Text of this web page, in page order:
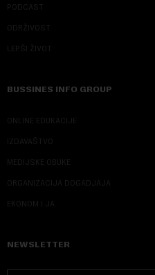
PODCAST
ODRŽIVOST
LEPŠI ŽIVOT
BUSSINES INFO GROUP
ONLINE EDUKACIJE
IZDAVAŠTVO
MEDIJSKE OBUKE
ORGANIZACIJA DOGADJAJA
EKONOM I JA
NEWSLETTER